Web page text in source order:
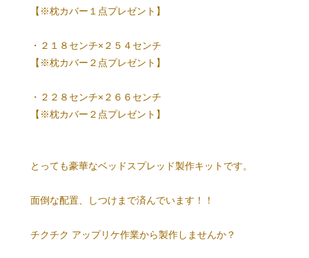
【※枕カバー１点プレゼント】
・２１８センチ×２５４センチ
【※枕カバー２点プレゼント】
・２２８センチ×２６６センチ
【※枕カバー２点プレゼント】
とっても豪華なベッドスプレッド製作キットです。
面倒な配置、しつけまで済んでいます！！
チクチク アップリケ作業から製作しませんか？